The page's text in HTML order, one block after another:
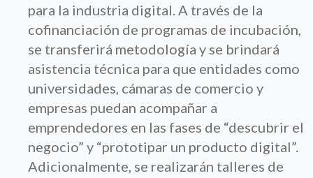
para la industria digital. A través de la
cofinanciación de programas de incubación,
se transferirá metodología y se brindará
asistencia técnica para que entidades como
universidades, cámaras de comercio y
empresas puedan acompañar a
emprendedores en las fases de “descubrir el
negocio” y “prototipar un producto digital”.
Adicionalmente, se realizarán talleres de